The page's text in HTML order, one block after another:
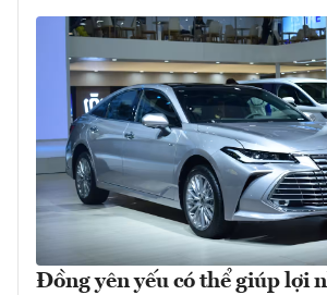
Đồng yên yếu có thể giúp lợi